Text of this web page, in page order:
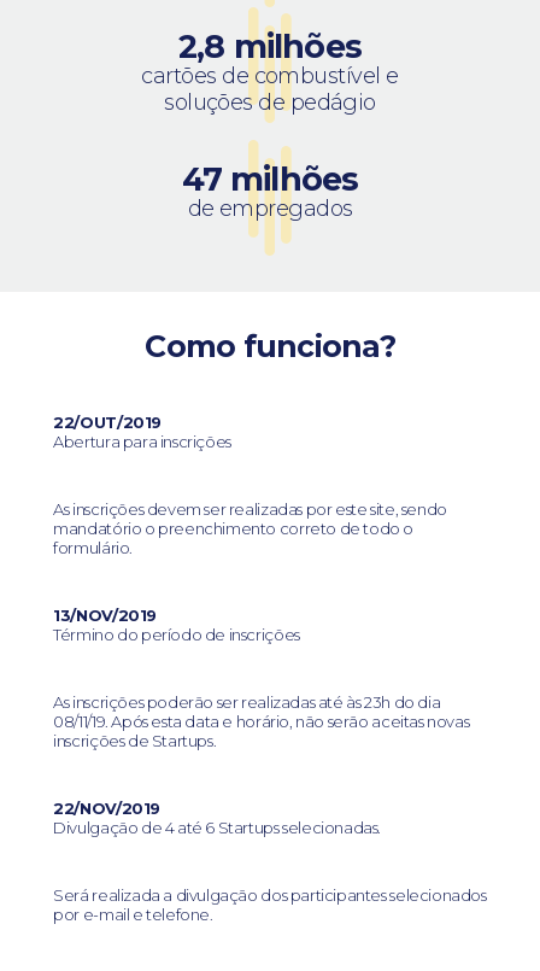
2,8 milhões
cartões de combustível e
soluções de pedágio
47 milhões
de empregados
Como funciona?
22/OUT/2019
Abertura para inscrições
As inscrições devem ser realizadas por este site, sendo
mandatório o preenchimento correto de todo o
formulário.
13/NOV/2019
Término do período de inscrições
As inscrições poderão ser realizadas até às 23h do dia
08/11/19. Após esta data e horário, não serão aceitas novas
inscrições de Startups.
22/NOV/2019
Divulgação de 4 até 6 Startups selecionadas.
Será realizada a divulgação dos participantes selecionados
por e-mail e telefone.